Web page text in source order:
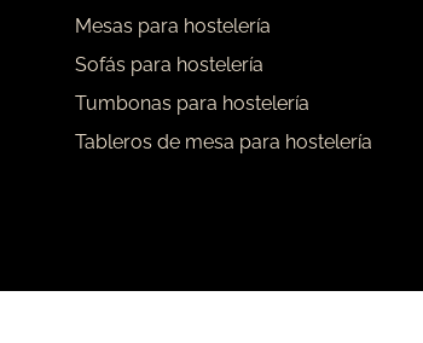
Mesas para hostelería
Sofás para hostelería
Tumbonas para hostelería
Tableros de mesa para hostelería